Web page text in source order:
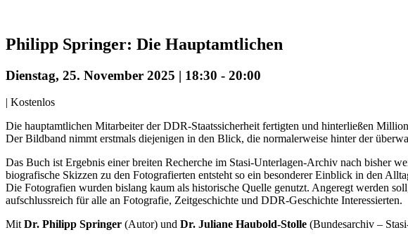
Philipp Springer: Die Hauptamtlichen
Dienstag, 25. November 2025 | 18:30 - 20:00
| Kostenlos
Die hauptamtlichen Mitarbeiter der DDR-Staatssicherheit fertigten und hinterließen
Der Bildband nimmt erstmals diejenigen in den Blick, die normalerweise hinter der
Das Buch ist Ergebnis einer breiten Recherche im Stasi-Unterlagen-Archiv nach bisher
biografische Skizzen zu den Fotografierten entsteht so ein besonderer Einblick in den
Die Fotografien wurden bislang kaum als historische Quelle genutzt. Angeregt werden
aufschlussreich für alle an Fotografie, Zeitgeschichte und DDR-Geschichte Interessierten.
Mit Dr. Philipp Springer (Autor) und Dr. Juliane Haubold-Stolle (Bundesarchiv –